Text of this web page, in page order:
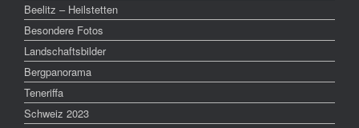
Beelitz – Heilstetten
Besondere Fotos
Landschaftsbilder
Bergpanorama
Teneriffa
Schweiz 2023